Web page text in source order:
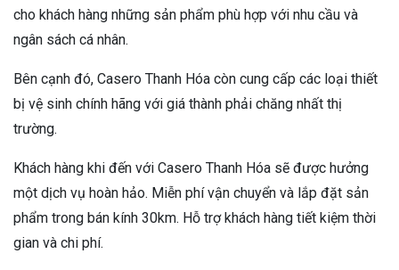
cho khách hàng những sản phẩm phù hợp với nhu cầu và
ngân sách cá nhân.
Bên cạnh đó, Casero Thanh Hóa còn cung cấp các loại thiết
bị vệ sinh chính hãng với giá thành phải chăng nhất thị
trường.
Khách hàng khi đến với Casero Thanh Hóa sẽ được hưởng
một dịch vụ hoàn hảo. Miễn phí vận chuyển và lắp đặt sản
phẩm trong bán kính 30km. Hỗ trợ khách hàng tiết kiệm thời
gian và chi phí.